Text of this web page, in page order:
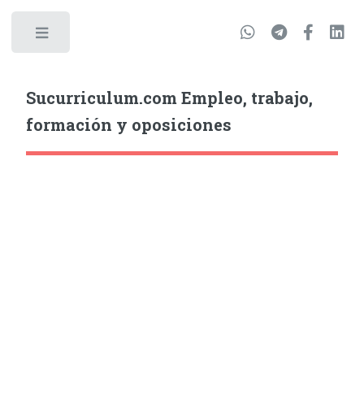
Sucurriculum.com Empleo, trabajo,
formación y oposiciones